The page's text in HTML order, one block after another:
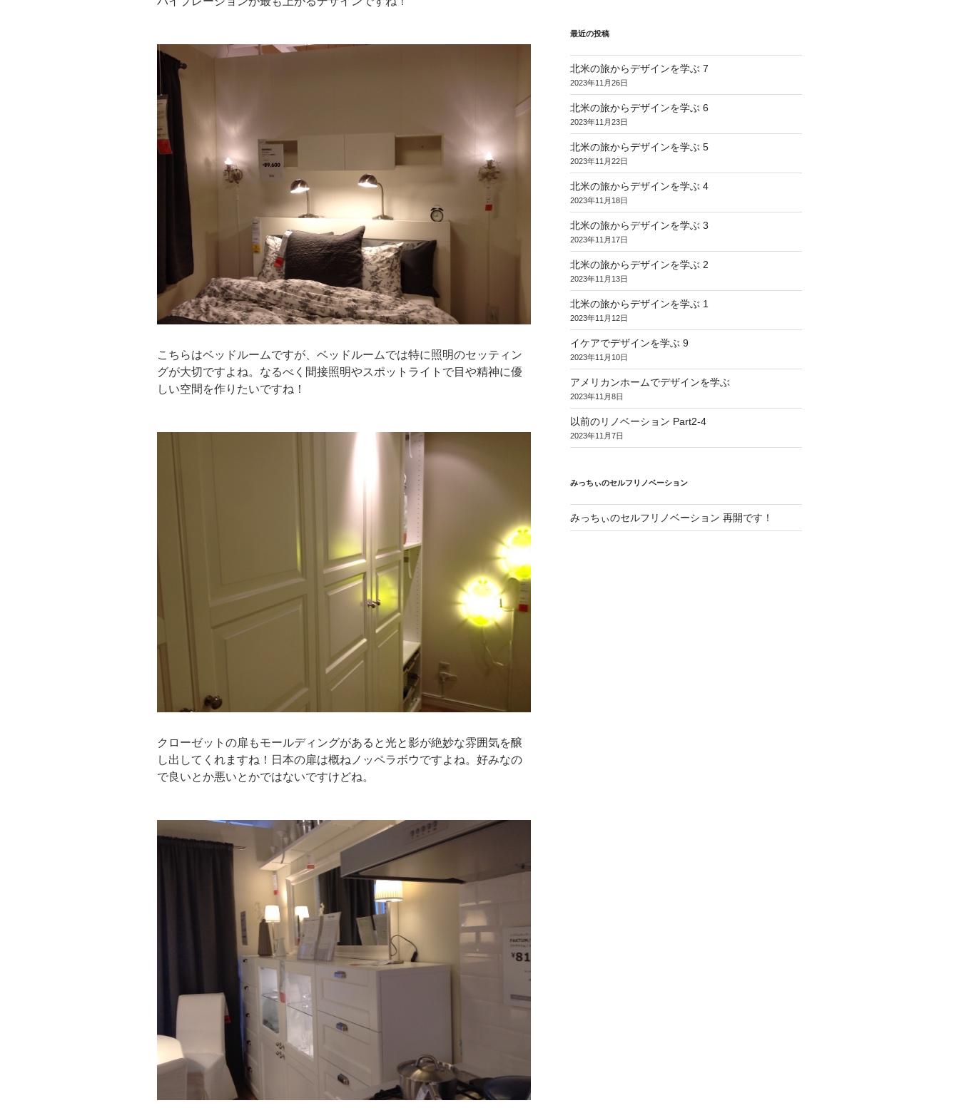
こちらはベッドルームですが、ベッドルームでは特に照明のセッティン
グが大切ですよね。なるべく間接照明やスポットライトで目や精神に優
しい空間を作りたいですね！
クローゼットの扉もモールディングがあると光と影が絶妙な雰囲気を醸
し出してくれますね！日本の扉は概ねノッペラボウですよね。好みなの
で良いとか悪いとかではないですけどね。
最近の投稿
北米の旅からデザインを学ぶ 7
2023年11月26日
北米の旅からデザインを学ぶ 6
2023年11月23日
北米の旅からデザインを学ぶ 5
2023年11月22日
北米の旅からデザインを学ぶ 4
2023年11月18日
北米の旅からデザインを学ぶ 3
2023年11月17日
北米の旅からデザインを学ぶ 2
2023年11月13日
北米の旅からデザインを学ぶ 1
2023年11月12日
イケアでデザインを学ぶ 9
2023年11月10日
アメリカンホームでデザインを学ぶ
2023年11月8日
以前のリノベーション Part2-4
2023年11月7日
みっちぃのセルフリノベーション
みっちぃのセルフリノベーション 再開です！